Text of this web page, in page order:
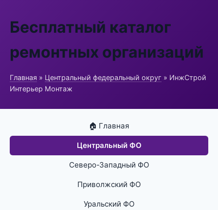
Бесплатный каталог
ремонтных организаций
Главная » Центральный федеральный округ » ИнжСтрой
Интерьер Монтаж
🏠 Главная
Центральный ФО
Северо-Западный ФО
Приволжский ФО
Уральский ФО